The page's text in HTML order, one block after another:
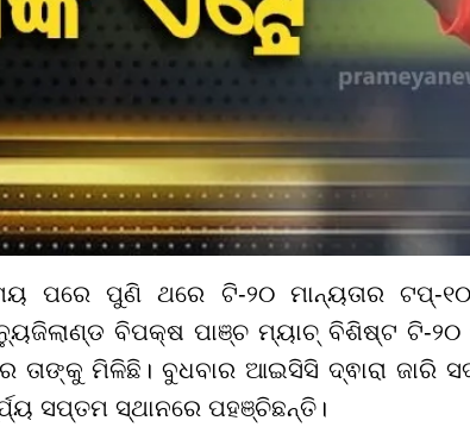
ପରେ ପୁଣି ଥରେ ଟି-୨୦ ମାନ୍ୟତାର ଟପ୍-
ନ୍ୟୁଜିଲାଣ୍ଡ ବିପକ୍ଷ ପାଞ୍ଚ ମ୍ୟାଚ୍ ବିଶିଷ୍ଟ ଟି-
ତାଙ୍କୁ ମିଳିଛି। ବୁଧବାର ଆଇସିସି ଦ୍ଵାରା ଜାରି
ସପ୍ତମ ସ୍ଥାନରେ ପହଞ୍ଚିଛନ୍ତି।